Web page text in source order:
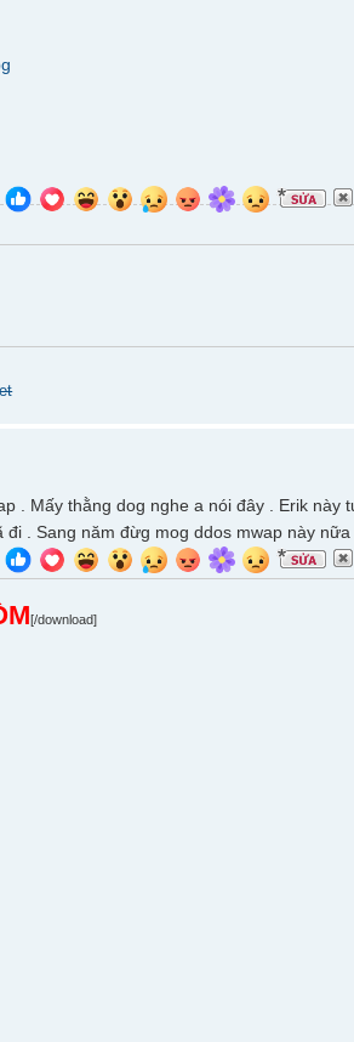
. Mấy thằng dog nghe a nói đây . Erik này
. Sang năm đừg mog ddos mwap này nữa
[/download]